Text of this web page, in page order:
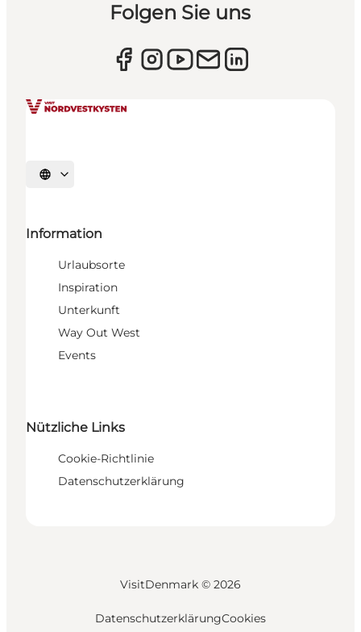
Folgen Sie uns
Sprache auswählen
Information
Urlaubsorte
Inspiration
Unterkunft
Way Out West
Events
Nützliche Links
Cookie-Richtlinie
Datenschutzerklärung
VisitDenmark © 2026
DatenschutzerklärungCookies